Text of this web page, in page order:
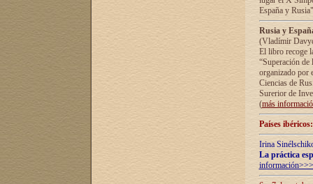
España y
Rusia y
(Vladímir
El libro recoge
“Superación
organizado por
Ciencias de
Surerior de
(más
Países
Irina
La práctica
información>>>